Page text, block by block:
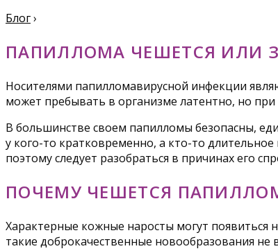
Блог›
ПАПИЛЛОМА ЧЕШЕТСЯ ИЛИ
Носителями папилломавирусной инфекции
может пребывать в организме латентно, но
В большинстве своем папилломы безопасны,
у кого-то кратковременно, а кто-то
поэтому следует разобраться в причинах его
ПОЧЕМУ ЧЕШЕТСЯ
Характерные кожные наросты могут появиться
такие доброкачественные новообразования